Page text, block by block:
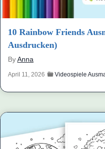
10 Rainbow Friends
Ausdrucken)
ByAnna
April 11, 2026 Videospiele